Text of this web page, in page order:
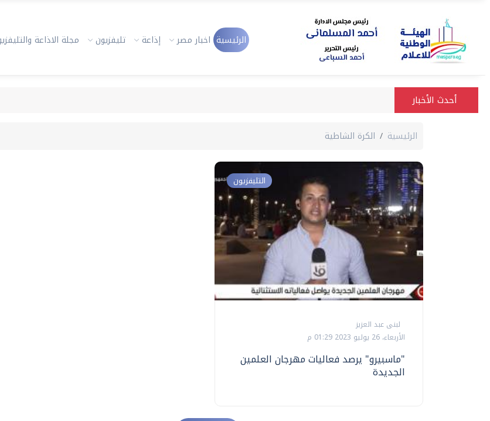
الرئيسية اخبار مصر إذاعة تليفزيون مجلة الاذاعة
أحدث الأخبار
الرئيسية الكرة الشاطية
التليفزيون
لبنى عبد العزيز
الأربعاء، 26 يوليو 2023 01:29 م
"ماسبيرو" يرصد فعاليات مهرجان العلمين
الجديدة